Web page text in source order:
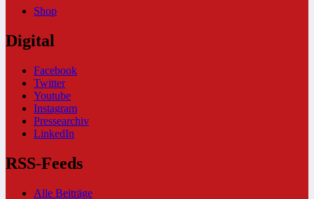
Shop
Digital
Facebook
Twitter
Youtube
Instagram
Pressearchiv
LinkedIn
RSS-Feeds
Alle Beiträge